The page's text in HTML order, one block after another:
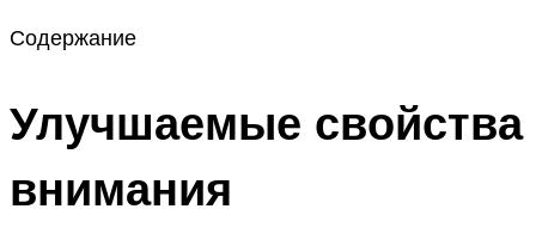
Содержание
Улучшаемые свойства
внимания